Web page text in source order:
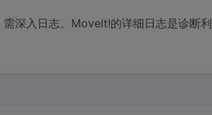
需深入日志。MoveIt!的详细日志是诊断